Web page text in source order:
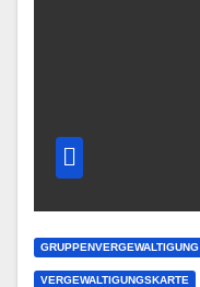
GRUPPENVERGEWALTIGUNG
VERGEWALTIGUNGSKARTE